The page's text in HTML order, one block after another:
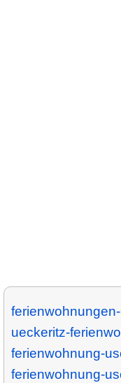
ueckeritz-
ferienwohnung-
ferienwohnung-